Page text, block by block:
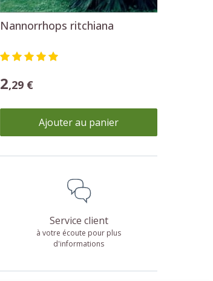
Nannorrhops ritchiana
2,29 €
Ajouter au panier
Service client
à votre écoute pour plus
d'informations